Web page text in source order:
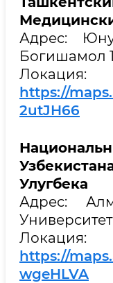
Адрес:
Богишамол
Локация:
https://
2utJH66
Улугбека
Адрес:
Университет
Локация:
https://
wgeHLVA